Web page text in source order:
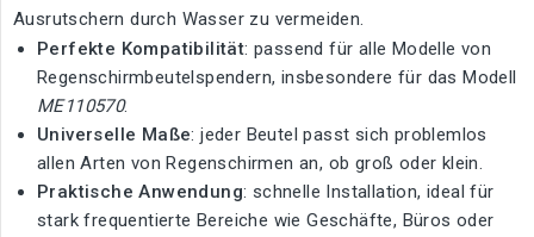
Ausrutschern durch Wasser zu vermeiden.
Perfekte Kompatibilität: passend für alle Modelle von
Regenschirmbeutelspendern, insbesondere für das Modell
ME110570.
Universelle Maße: jeder Beutel passt sich problemlos
allen Arten von Regenschirmen an, ob groß oder klein.
Praktische Anwendung: schnelle Installation, ideal für
stark frequentierte Bereiche wie Geschäfte, Büros oder